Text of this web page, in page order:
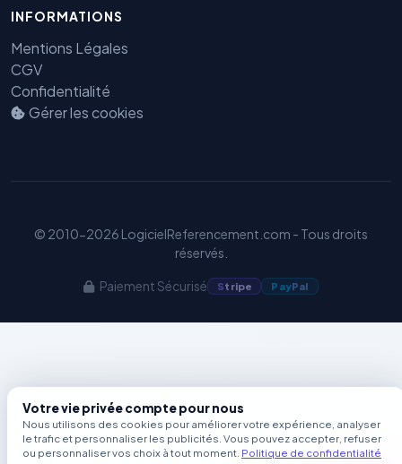
INFORMATIONS
Mentions Légales
CGV
Confidentialité
Gérer les cookies
© 2010-2026 LogicielReferencement.com - Tous droits
réservés.
Paiement Sécurisé Stripe PayPal
Votre vie privée compte pour nous
Nous utilisons des cookies pour améliorer votre expérience, analyser
le trafic et personnaliser les publicités. Vous pouvez accepter, refuser
ou personnaliser vos choix à tout moment. Politique de confidentialité